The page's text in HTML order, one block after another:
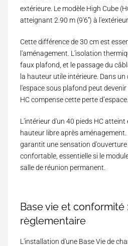
.
(
m
e
m
)
P
o
s
à
V
d
e
(
extérieure. Le modèle High Cube
atteignant 2.90 m (9'6'') à
Cette différence de 30 cm est
l'aménagement. L'isolation
faux plafond, et le passage du
la hauteur utile intérieure. Dans
l'espace sous plafond peut
HC compense cette perte
L'intérieur d'un 40 pieds HC atteint
hauteur libre après
garantit une sensation
confortable, essentielle si le
salle de réunion permanent.
Base vie et conformité
règlementaire
L'installation d'une Base Vie de